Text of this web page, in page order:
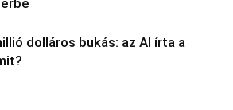
dolláros bukás: az AI írta a